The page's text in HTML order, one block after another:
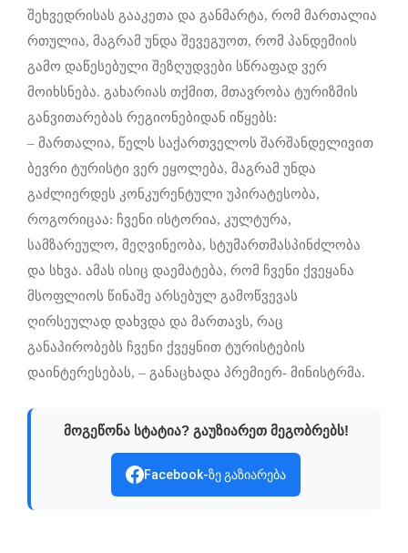
შეხვედრისას გააკეთა და განმარტა, რომ მართალია
რთულია, მაგრამ უნდა შევეგუოთ, რომ პანდემიის
გამო დაწესებული შეზღუდვები სწრაფად ვერ
მოიხსნება. გახარიას თქმით, მთავრობა ტურიზმის
განვითარებას რეგიონებიდან იწყებს:
– მართალია, წელს საქართველოს შარშანდელივით
ბევრი ტურისტი ვერ ეყოლება, მაგრამ უნდა
გაძლიერდეს კონკურენტული უპირატესობა,
როგორიცაა: ჩვენი ისტორია, კულტურა,
სამზარეულო, მეღვინეობა, სტუმართმასპინძლობა
და სხვა. ამას ისიც დაემატება, რომ ჩვენი ქვეყანა
მსოფლიოს წინაშე არსებულ გამოწვევას
ღირსეულად დახვდა და მართავს, რაც
განაპირობებს ჩვენი ქვეყნით ტურისტების
დაინტერესებას, – განაცხადა პრემიერ- მინისტრმა.
მოგეწონა სტატია? გაუზიარეთ მეგობრებს!
Facebook-ზე გაზიარება